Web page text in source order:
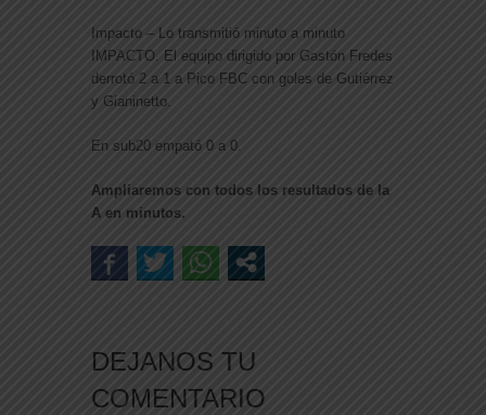
Impacto – Lo transmitió minuto a minuto
IMPACTO. El equipo dirigido por Gastón Fredes
derrotó 2 a 1 a Pico FBC con goles de Gutiérrez
y Gianinetto.
En sub20 empató 0 a 0.
Ampliaremos con todos los resultados de la
A en minutos.
DEJANOS TU
COMENTARIO